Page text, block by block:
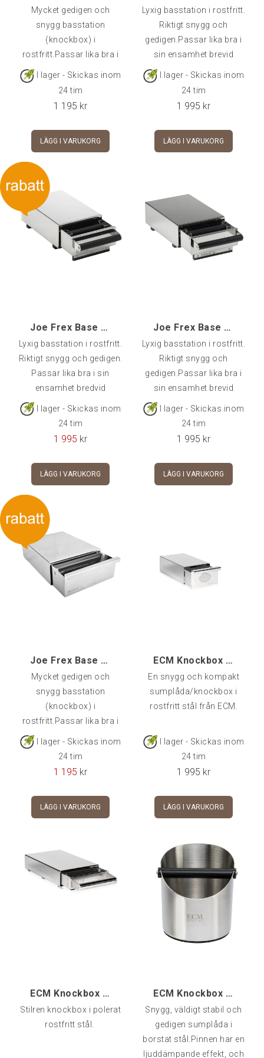
Mycket gedigen och
snygg basstation
(knockbox) i
rostfritt.Passar lika bra i
sin ensamhet brevid
maskinen som med en
8cm
I lager - Skickas inom
24 tim
1 195 kr
LÄGG I VARUKORG
Lyxig basstation i rostfritt.
Riktigt snygg och
gedigen.Passar lika bra i
sin ensamhet brevid
maskinen som med en
I lager - Skickas inom
24 tim
1 995 kr
LÄGG I VARUKORG
Joe Frex Base Drawer Exclusive [dxss]
Lyxig basstation i rostfritt.
Riktigt snygg och gedigen.
Passar lika bra i sin
ensamhet bredvid
maskinen som med en
kvarn ovanpå.20 x 30 x 11
I lager - Skickas inom
24 tim
1 995 kr
LÄGG I VARUKORG
Joe Frex Base Drawer Exclusive [dxs]
Lyxig basstation i rostfritt.
Riktigt snygg och
gedigen.Passar lika bra i
sin ensamhet brevid
maskinen som med en
I lager - Skickas inom
24 tim
1 995 kr
LÄGG I VARUKORG
Joe Frex Base Drawer [dsp]
Mycket gedigen och
snygg basstation
(knockbox) i
rostfritt.Passar lika bra i
sin ensamhet brevid
maskinen som med en
I lager - Skickas inom
24 tim
1 195 kr
LÄGG I VARUKORG
ECM Knockbox Slim (Drawer)
En snygg och kompakt
sumplåda/knockbox i
rostfritt stål från ECM.
I lager - Skickas inom
24 tim
1 995 kr
LÄGG I VARUKORG
ECM Knockbox M (drawer)
Stilren knockbox i polerat
rostfritt stål.
ECM Knockbox (round)
Snygg, väldigt stabil och
gedigen sumplåda i
borstat stål.Pinnen har en
ljuddämpande effekt, och